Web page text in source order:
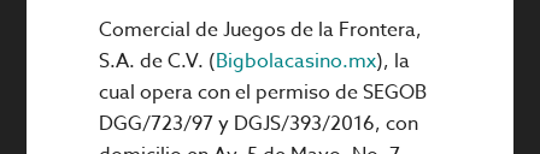
Comercial de Juegos de la Frontera,
S.A. de C.V. (Bigbolacasino.mx), la
cual opera con el permiso de SEGOB
DGG/723/97 y DGJS/393/2016, con